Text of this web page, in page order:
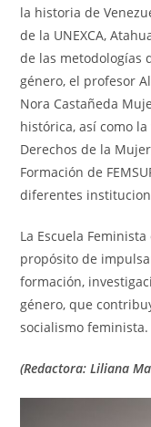
la historia de
de la UNEXCA,
de las metodologías
género, el profesor
Nora Castañeda
histórica, así como
Derechos de la
Formación de
diferentes
La Escuela
propósito de
formación,
género, que
socialismo feminista.
(Redactora: Liliana